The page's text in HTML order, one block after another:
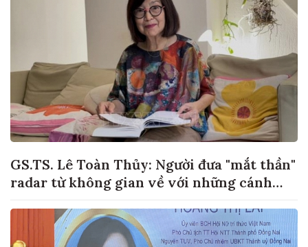
GS.TS. Lê Toàn Thủy: Người đưa "mắt thần"
radar từ không gian về với những cánh